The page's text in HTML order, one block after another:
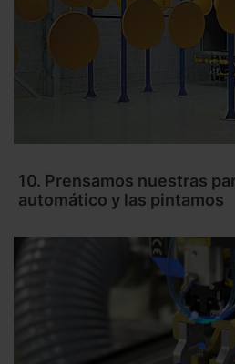
10. Prensamos nuestras
automático y las pintamos